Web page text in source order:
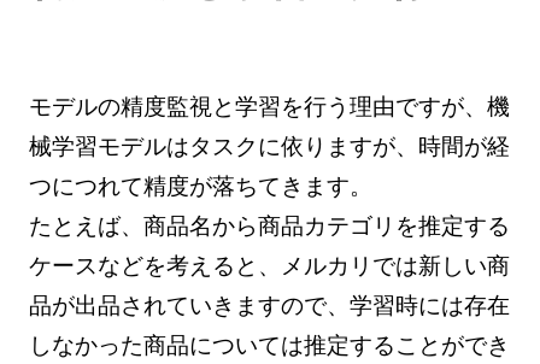
モデルの精度監視と学習を行う理由ですが、機
械学習モデルはタスクに依りますが、時間が経
つにつれて精度が落ちてきます。
たとえば、商品名から商品カテゴリを推定する
ケースなどを考えると、メルカリでは新しい商
品が出品されていきますので、学習時には存在
しなかった商品については推定することができ